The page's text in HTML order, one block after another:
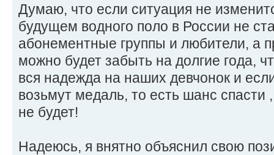
Думаю, что если ситуация не
будущем водного поло в России не
абонементные группы и любители, а
можно будет забыть на долгие года,
вся надежда на наших девчонок и
возьмут медаль, то есть шанс спасти
не будет!
Надеюсь, я внятно объяснил свою